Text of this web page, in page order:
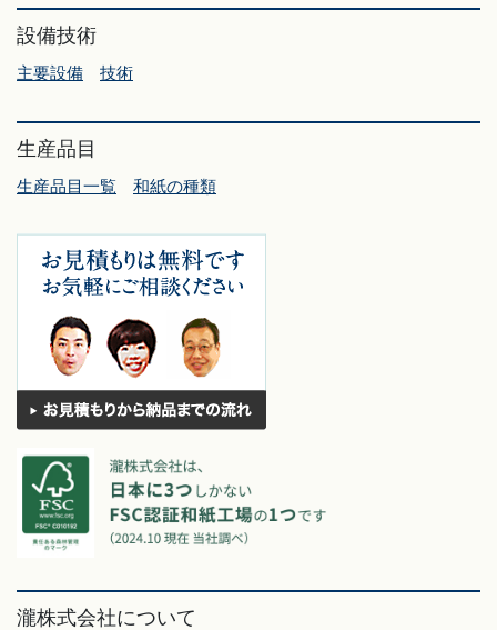
設備技術
主要設備 技術
生産品目
生産品目一覧 和紙の種類
瀧株式会社について